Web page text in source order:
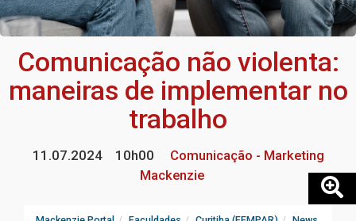
Comunicação não violenta:
maneiras de implementar no
trabalho
11.07.2024 10h00
Comunicação - Marketing
Mackenzie